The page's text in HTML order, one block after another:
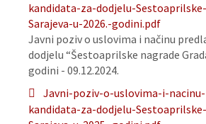
kandidata-za-dodjelu-
Sarajeva-u-2026.-godini.pdf
Javni poziv o uslovima i načinu
dodjelu “Šestoaprilske nagrade
godini - 09.12.2024.
Javni-poziv-o-uslovima-i-
kandidata-za-dodjelu-